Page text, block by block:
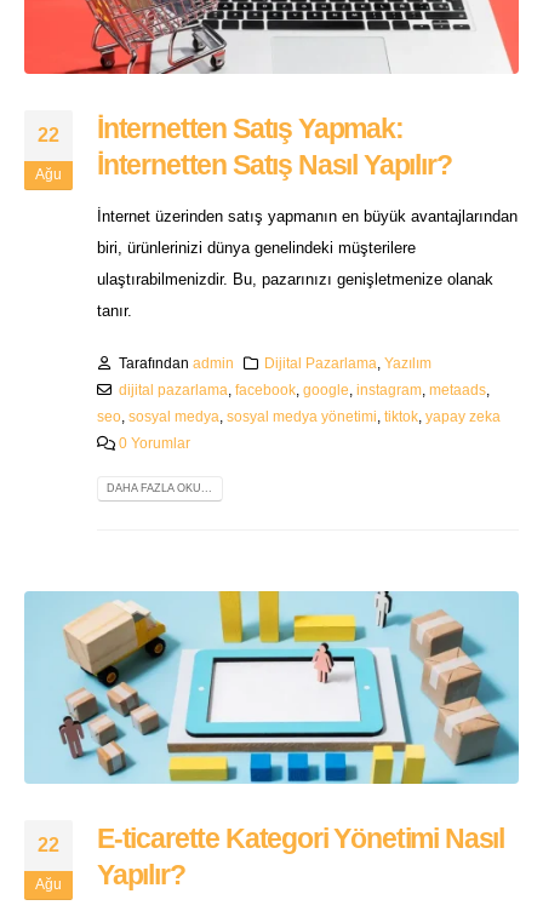
22
Ağu
İnternetten Satış Yapmak:
İnternetten Satış Nasıl Yapılır?
İnternet üzerinden satış yapmanın en büyük avantajlarından
biri, ürünlerinizi dünya genelindeki müşterilere
ulaştırabilmenizdir. Bu, pazarınızı genişletmenize olanak
tanır.
Tarafından admin Dijital Pazarlama ,Yazılım
dijital pazarlama facebook, google instagram, metaads,
seo sosyal medya sosyal medya yönetimi tiktok yapay zeka
0 Yorumlar
DAHA FAZLA OKU...
22
Ağu
E-ticarette Kategori Yönetimi Nasıl
Yapılır?